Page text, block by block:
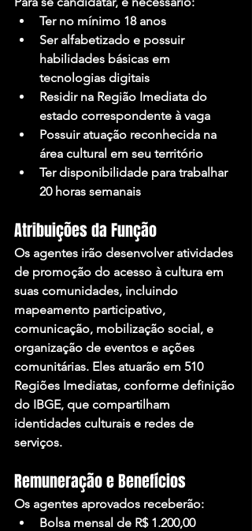
Ter no mínimo 18 anos
Ser alfabetizado e possuir
habilidades básicas em
tecnologias digitais
Residir na Região Imediata do
estado correspondente à vaga
Possuir atuação reconhecida na
área cultural em seu território
Ter disponibilidade para trabalhar
20 horas semanais
Atribuições da Função
Os agentes irão desenvolver atividades
de promoção do acesso à cultura em
suas comunidades, incluindo
mapeamento participativo,
comunicação, mobilização social, e
organização de eventos e ações
comunitárias. Eles atuarão em 510
Regiões Imediatas, conforme definição
do IBGE, que compartilham
identidades culturais e redes de
serviços.
Remuneração e Benefícios
Os agentes aprovados receberão:
Bolsa mensal de R$ 1.200,00